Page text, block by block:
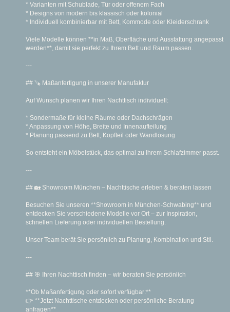
* Varianten mit Schublade, Tür oder offenem Fach
* Designs von modern bis klassisch oder kolonial
* Individuell kombinierbar mit Bett, Kommode oder Kleiderschrank
Viele Modelle können **in Maß, Oberfläche und Ausstattung angepasst
werden**, damit sie perfekt zu Ihrem Bett und Raum passen.
---
## 🪚 Maßanfertigung in unserer Manufaktur
Auf Wunsch planen wir Ihren Nachttisch individuell:
* Sondermaße für kleine Räume oder Dachschrägen
* Anpassung von Höhe, Breite und Innenaufteilung
* Planung passend zu Bett, Kopfteil oder Wandlösung
So entsteht ein Möbelstück, das optimal zu Ihrem Schlafzimmer passt.
---
## 🏡 Showroom München – Nachttische erleben & beraten lassen
Besuchen Sie unseren **Showroom in München-Schwabing** und
entdecken Sie verschiedene Modelle vor Ort – zur Inspiration,
schnellen Lieferung oder individuellen Bestellung.
Unser Team berät Sie persönlich zu Planung, Kombination und Stil.
---
## 🎯 Ihren Nachttisch finden – wir beraten Sie persönlich
**Ob Maßanfertigung oder sofort verfügbar:**
👉 **Jetzt Nachttische entdecken oder persönliche Beratung
anfragen**